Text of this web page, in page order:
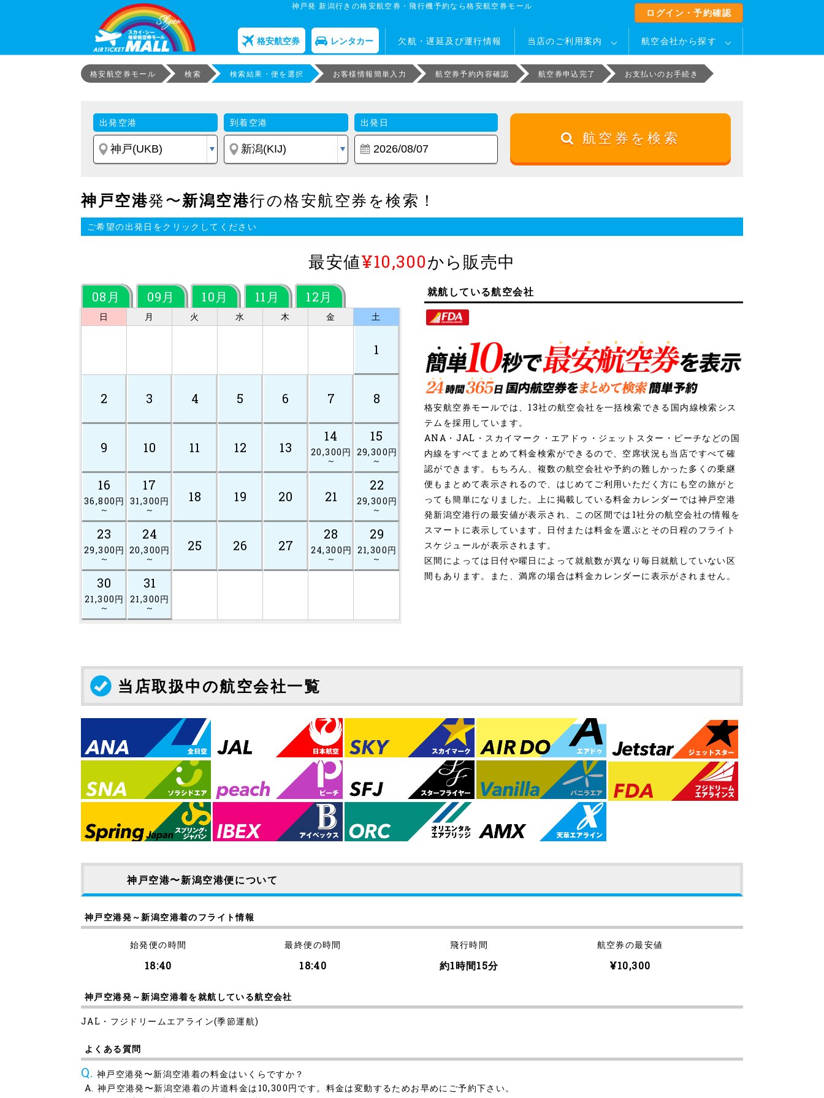
神戸発 新潟行きの格安航空券・飛行機予約なら格安航空券モール
ログイン・予約確認
格安航空券 レンタカー 欠航・遅延及び運行情報 当店のご利用案内 航空会社から探す
格安航空券モール 検索 検索結果・便を選択 お客様情報簡単入力 航空券予約内容確認 航空券申込完了 お支払いのお手続き
出発空港 到着空港 出発日
航空券を検索
神戸空港発〜新潟空港行の格安航空券を検索！
ご希望の出発日をクリックしてください
最安値¥10,300から販売中
08月 09月 10月 11月 12月
日 月 火 水 木 金 土
1
2 3 4 5 6 7 8
9 10 11 12 13
14
20,300円
～
15
29,300円
～
16
36,800円
～
17
31,300円
～
18 19 20 21
22
29,300円
～
23
29,300円
～
24
20,300円
～
25 26 27
28
24,300円
～
29
21,300円
～
30
21,300円
～
31
21,300円
～
就航している航空会社
格安航空券モールでは、13社の航空会社を一括検索できる国内線検索シス
テムを採用しています。
ANA・JAL・スカイマーク・エアドゥ・ジェットスター・ピーチなどの国
内線をすべてまとめて料金検索ができるので、空席状況も当店ですべて確
認ができます。もちろん、複数の航空会社や予約の難しかった多くの乗継
便もまとめて表示されるので、はじめてご利用いただく方にも空の旅がと
っても簡単になりました。上に掲載している料金カレンダーでは神戸空港
発新潟空港行の最安値が表示され、この区間では1社分の航空会社の情報を
スマートに表示しています。日付または料金を選ぶとその日程のフライト
スケジュールが表示されます。
区間によっては日付や曜日によって就航数が異なり毎日就航していない区
間もあります。また、満席の場合は料金カレンダーに表示がされません。
当店取扱中の航空会社一覧
神戸空港〜新潟空港便について
神戸空港発～新潟空港着のフライト情報
始発便の時間
18:40
最終便の時間
18:40
飛行時間
約1時間15分
航空券の最安値
¥10,300
神戸空港発～新潟空港着を就航している航空会社
JAL・フジドリームエアライン(季節運航)
よくある質問
神戸空港発〜新潟空港着の料金はいくらですか？
神戸空港発〜新潟空港着の片道料金は10,300円です。料金は変動するためお早めにご予約下さい。